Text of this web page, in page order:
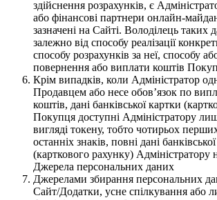
здійснення розрахунків, є
або фінансові партнери онлайн-
зазначені на Сайті. Володілець таких
залежно від способу реалізації
способу розрахунків за неї, способу
повернення або виплати коштів
Крім випадків, коли Адміністратор
Продавцем або несе обов’язок по
коштів, дані банківської картки
Покупця доступні Адміністратору
вигляді токену, тобто чотирьох
останніх знаків, повні дані
(карткового рахунку) Адміністратору
Джерела персональних даних
Джерелами збирання персональних
Сайт/Додатки, усне спілкування або